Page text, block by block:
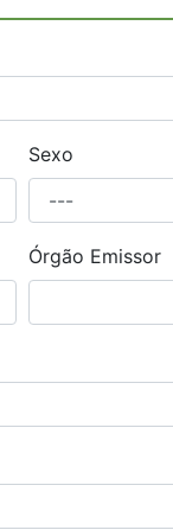
Sexo
Órgão Emissor